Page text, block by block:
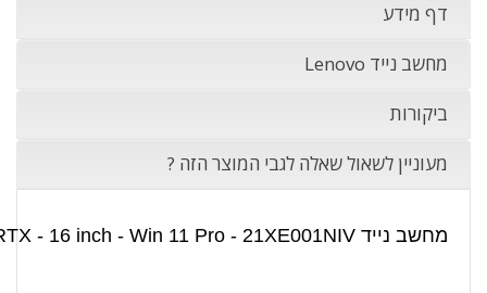
דף מידע
מחשב נייד Lenovo
ביקורות
מעוניין לשאול שאלה לגבי המוצר הזה ?
מחשב נייד Lenovo ThinkPad P16s Gen 5 - Core Ultra 7 - 32GB - 512GB SSD - Nvidia RTX - 16 inch - Win 11 Pro - 21XE001NIV | מפרט טכני: